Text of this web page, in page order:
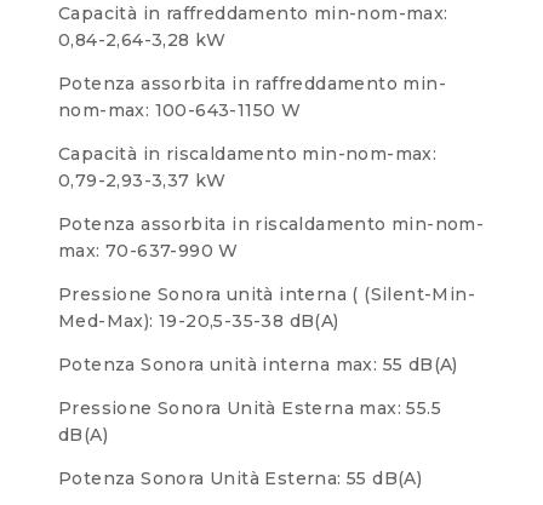
Capacità in raffreddamento min-nom-max:
0,84-2,64-3,28 kW
Potenza assorbita in raffreddamento min-
nom-max: 100-643-1150 W
Capacità in riscaldamento min-nom-max:
0,79-2,93-3,37 kW
Potenza assorbita in riscaldamento min-nom-
max: 70-637-990 W
Pressione Sonora unità interna ( (Silent-Min-
Med-Max): 19-20,5-35-38 dB(A)
Potenza Sonora unità interna max: 55 dB(A)
Pressione Sonora Unità Esterna max: 55.5
dB(A)
Potenza Sonora Unità Esterna: 55 dB(A)